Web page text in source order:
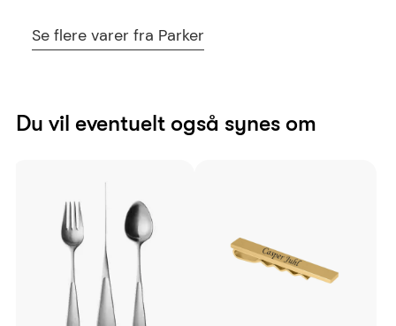
Se flere varer fra Parker
Du vil eventuelt også synes om